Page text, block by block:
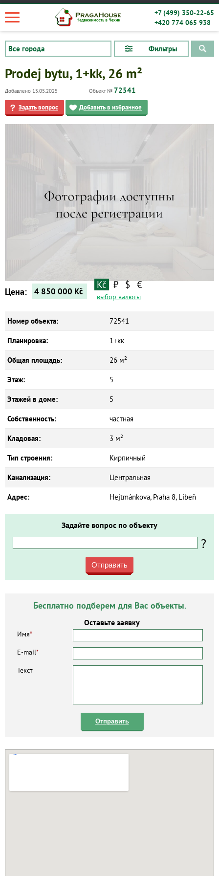
+7 (499) 350-22-65
+420 774 065 938
Фильтры
Prodej bytu, 1+kk, 26 m²
Добавлено 15.05.2025 Объект № 72541
Задать вопрос Добавить в избранное
Цена: 4 850 000 Kč
Kč ₽ $ €
выбор валюты
Номер объекта: 72541
Планировка: 1+кк
Общая площадь: 26 м²
Этаж: 5
Этажей в доме: 5
Собственность: частная
Кладовая: 3 м²
Тип строения: Кирпичный
Канализация: Центральная
Адрес: Hejtmánkova, Praha 8, Libeň
Задайте вопрос по объекту
?
Отправить
Бесплатно подберем для Вас объекты.
Оставьте заявку
Имя*
E-mail*
Текст
Отправить